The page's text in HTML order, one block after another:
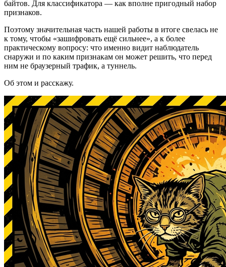
байтов. Для классификатора — как вполне пригодный набор
признаков.
Поэтому значительная часть нашей работы в итоге свелась не
к тому, чтобы «зашифровать ещё сильнее», а к более
практическому вопросу: что именно видит наблюдатель
снаружи и по каким признакам он может решить, что перед
ним не браузерный трафик, а туннель.
Об этом и расскажу.